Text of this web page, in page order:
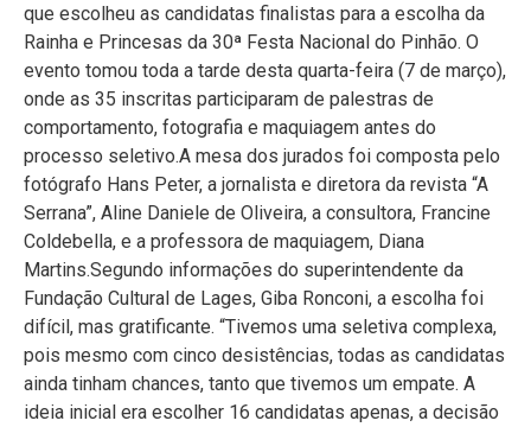
que escolheu as candidatas finalistas para a escolha da
Rainha e Princesas da 30ª Festa Nacional do Pinhão. O
evento tomou toda a tarde desta quarta-feira (7 de março),
onde as 35 inscritas participaram de palestras de
comportamento, fotografia e maquiagem antes do
processo seletivo.A mesa dos jurados foi composta pelo
fotógrafo Hans Peter, a jornalista e diretora da revista “A
Serrana”, Aline Daniele de Oliveira, a consultora, Francine
Coldebella, e a professora de maquiagem, Diana
Martins.Segundo informações do superintendente da
Fundação Cultural de Lages, Giba Ronconi, a escolha foi
difícil, mas gratificante. “Tivemos uma seletiva complexa,
pois mesmo com cinco desistências, todas as candidatas
ainda tinham chances, tanto que tivemos um empate. A
ideia inicial era escolher 16 candidatas apenas, a decisão